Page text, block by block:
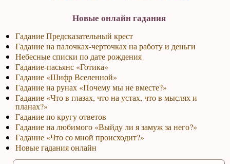
Новые онлайн гадания
Гадание Предсказательный крест
Гадание на палочках-черточках на работу и деньги
Небесные списки по дате рождения
Гадание-пасьянс «Готика»
Гадание «Шифр Вселенной»
Гадание на рунах «Почему мы не вместе?»
Гадание «Что в глазах, что на устах, что в мыслях и
планах?»
Гадание по кругу ответов
Гадание на любимого «Выйду ли я замуж за него?»
Гадание «Что со мной происходит?»
Новые гадания онлайн